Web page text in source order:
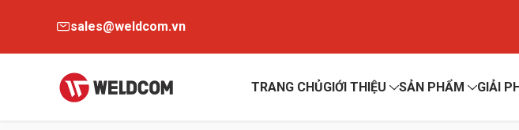
sales@weldcom.vn
TRANG CHỦGIỚI THIỆU SẢN PHẨM GIẢI